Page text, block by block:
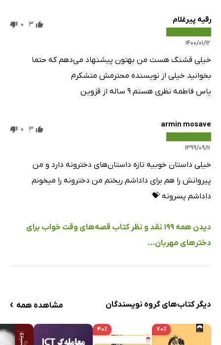
رقیه پیرغلام
۱۴۰۰/۰۱/۱۲
3
0
خیلی قشنگ هست من بهتون پیشنهاد می‌دهم که حتما
بخوانید خیلی از نویسنده محترمش متشکرم
یاس فاطمه نظری هستم ۹ ساله از قزوین
armin mosave
۱۳۹۹/۰۹/۱۱
3
0
خیلی داستان خوبیه تازه داستان‌های دخترونه دارد و من
پیروانش را هم برای داداشم ریختم من دخترونه را میخونم
داداشم پسرونه 💝
دیدن همه 199 نقد و نظر کتاب قصه‌های وقت خواب برای
دخترهای مهربان...
دیگر کتاب‌های گروه نویسندگان مشاهده همه ›
۷۰٪ ۴۰٪